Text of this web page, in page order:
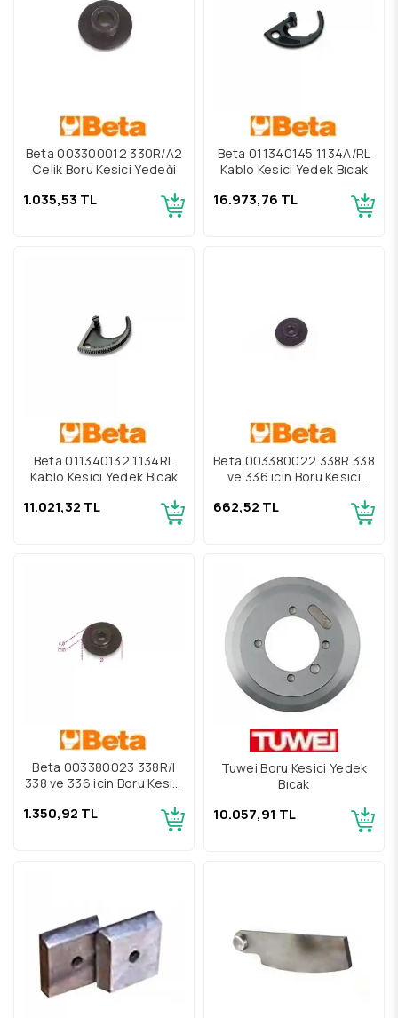
Beta 003300012 330R/A2
Çelik Boru Kesici Yedeği
1.035,53 TL
Beta 011340145 1134A/RL
Kablo Kesici Yedek Bıçak
16.973,76 TL
Beta 011340132 1134RL
Kablo Kesici Yedek Bıçak
11.021,32 TL
Beta 003380022 338R 338
ve 336 için Boru Kesici
662,52 TL
Beta 003380023 338R/l
338 ve 336 için Boru Kesici
1.350,92 TL
Tuwei Boru Kesici Yedek
Bıçak
10.057,91 TL